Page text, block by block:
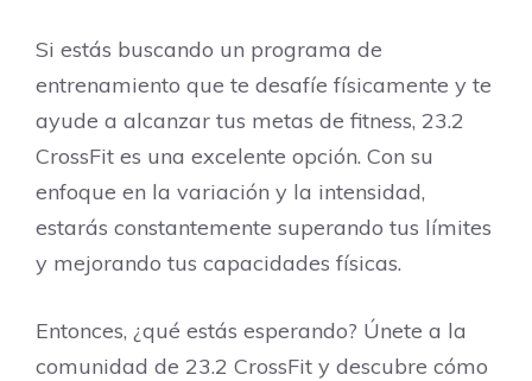
Si estás buscando un programa de
entrenamiento que te desafíe físicamente y te
ayude a alcanzar tus metas de fitness, 23.2
CrossFit es una excelente opción. Con su
enfoque en la variación y la intensidad,
estarás constantemente superando tus límites
y mejorando tus capacidades físicas.
Entonces, ¿qué estás esperando? Únete a la
comunidad de 23.2 CrossFit y descubre cómo